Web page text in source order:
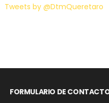
Tweets by @DtmQueretaro
FORMULARIO DE